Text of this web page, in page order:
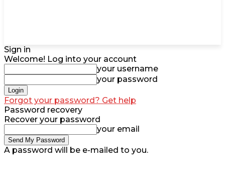
Sign in
Welcome! Log into your account
your username
your password
Forgot your password? Get help
Password recovery
Recover your password
your email
A password will be e-mailed to you.